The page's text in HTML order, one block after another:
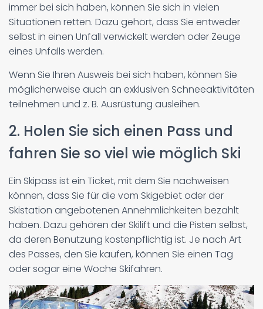
immer bei sich haben, können Sie sich in vielen
Situationen retten. Dazu gehört, dass Sie entweder
selbst in einen Unfall verwickelt werden oder Zeuge
eines Unfalls werden.
Wenn Sie Ihren Ausweis bei sich haben, können Sie
möglicherweise auch an exklusiven Schneeaktivitäten
teilnehmen und z. B. Ausrüstung ausleihen.
2. Holen Sie sich einen Pass und
fahren Sie so viel wie möglich Ski
Ein Skipass ist ein Ticket, mit dem Sie nachweisen
können, dass Sie für die vom Skigebiet oder der
Skistation angebotenen Annehmlichkeiten bezahlt
haben. Dazu gehören der Skilift und die Pisten selbst,
da deren Benutzung kostenpflichtig ist. Je nach Art
des Passes, den Sie kaufen, können Sie einen Tag
oder sogar eine Woche Skifahren.